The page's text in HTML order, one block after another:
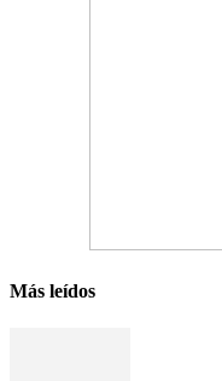
Más leídos